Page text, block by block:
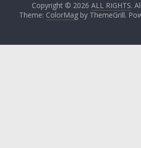
Copyright © 2026 ALL RIGHTS.
Theme: ColorMagby ThemeGrill.